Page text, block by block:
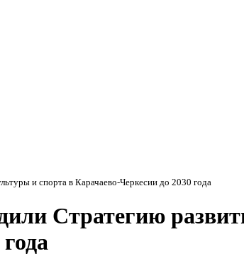
и спорта в Карачаево-Черкесии до 2030 года
Стратегию